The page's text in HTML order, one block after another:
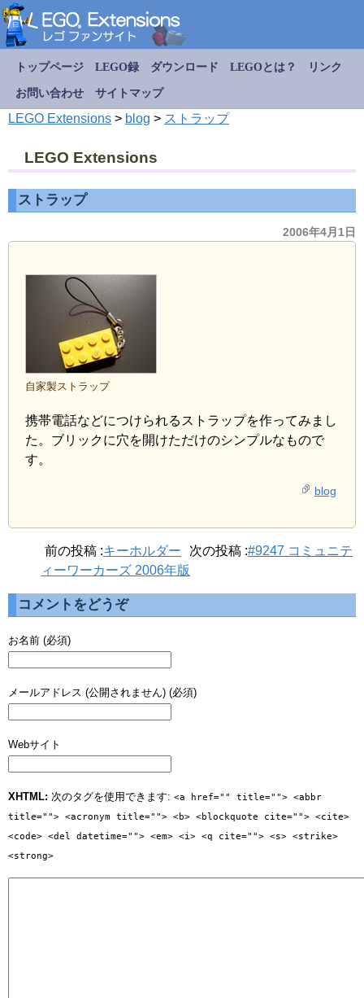
トップページ LEGO録 ダウンロード LEGOとは？ リンク
お問い合わせ サイトマップ
LEGO Extensions > blog > ストラップ
LEGO Extensions
ストラップ
2006年4月1日
自家製ストラップ
携帯電話などにつけられるストラップを作ってみまし
た。ブリックに穴を開けただけのシンプルなもので
す。
blog
前の投稿 :キーホルダー 次の投稿 :#9247 コミュニテ
ィーワーカーズ 2006年版
コメントをどうぞ
お名前 (必須)
メールアドレス (公開されません) (必須)
Webサイト
XHTML: 次のタグを使用できます: <a href="" title=""> <abbr
title=""> <acronym title=""> <b> <blockquote cite=""> <cite>
<code> <del datetime=""> <em> <i> <q cite=""> <s> <strike>
<strong>